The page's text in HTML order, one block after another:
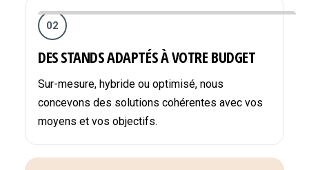
02
DES STANDS ADAPTÉS À VOTRE BUDGET
Sur-mesure, hybride ou optimisé, nous
concevons des solutions cohérentes avec vos
moyens et vos objectifs.